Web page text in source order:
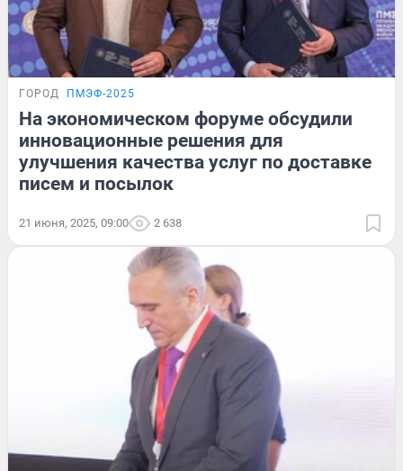
ГОРОД ПМЭФ-2025
На экономическом форуме обсудили
инновационные решения для
улучшения качества услуг по доставке
писем и посылок
21 июня, 2025, 09:00 2 638